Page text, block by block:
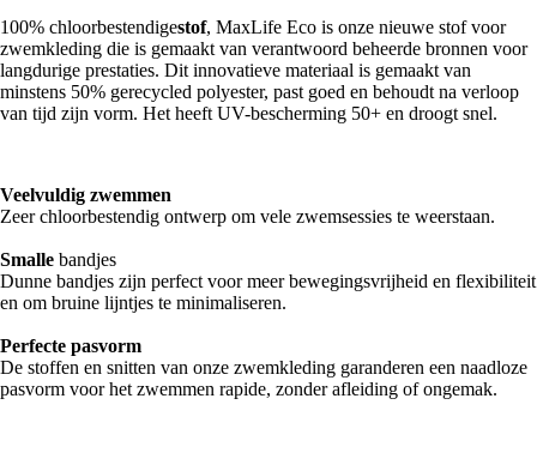
100% chloorbestendigestof, MaxLife Eco is onze nieuwe stof voor
zwemkleding die is gemaakt van verantwoord beheerde bronnen voor
langdurige prestaties. Dit innovatieve materiaal is gemaakt van
minstens 50% gerecycled polyester, past goed en behoudt na verloop
van tijd zijn vorm. Het heeft UV-bescherming 50+ en droogt snel.
Veelvuldig zwemmen
Zeer chloorbestendig ontwerp om vele zwemsessies te weerstaan.
Smalle bandjes
Dunne bandjes zijn perfect voor meer bewegingsvrijheid en flexibiliteit
en om bruine lijntjes te minimaliseren.
Perfecte pasvorm
De stoffen en snitten van onze zwemkleding garanderen een naadloze
pasvorm voor het zwemmen rapide, zonder afleiding of ongemak.